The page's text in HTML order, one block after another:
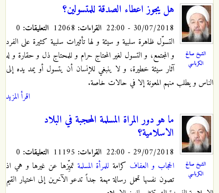
الشيخ صالح
الكرباسي
هل يجوز اعطاء الصدقة للمتسولين؟
30/07/2018 - 22:00 القراءات: التعليقات:
التسوّل ظاهرة سلبية و سيئة و لها تأثيرات سلبية كثيرة على الفرد
و المجتمع، و التسول لغير المحتاج حرام و للمحتاج ذل و حقارة و له
آثار سيئة خطيرة، و لا ينبغي للإنسان أن يتسول أو يمد يده إلى
الناس و يطلب منهم المعونة إلا في حالات خاصة.
اقرأ المزيد
الشيخ صالح
الكرباسي
ما هو دور المراة المسلمة المحجبة في البلاد
الاسلامية؟
29/07/2018 - 22:00 القراءات: التعليقات:
الحجاب و العفاف كرامة للمرأة المسلمة تميِّزها عن غيرها و هي اذ
تصون نفسها تحمل رسالة مهمة جداً تدعو الآخرين إلى اختيار القيم